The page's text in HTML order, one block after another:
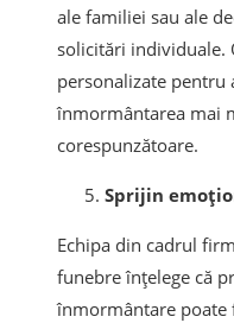
ale familiei sau ale
solicitări individuale.
personalizate pentru
înmormântarea mai
corespunzătoare.
Sprijin
Echipa din cadrul
funebre înțelege că
înmormântare